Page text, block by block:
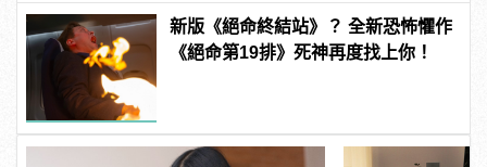
新版《絕命終結站》？ 全新恐怖懼作
《絕命第19排》死神再度找上你！